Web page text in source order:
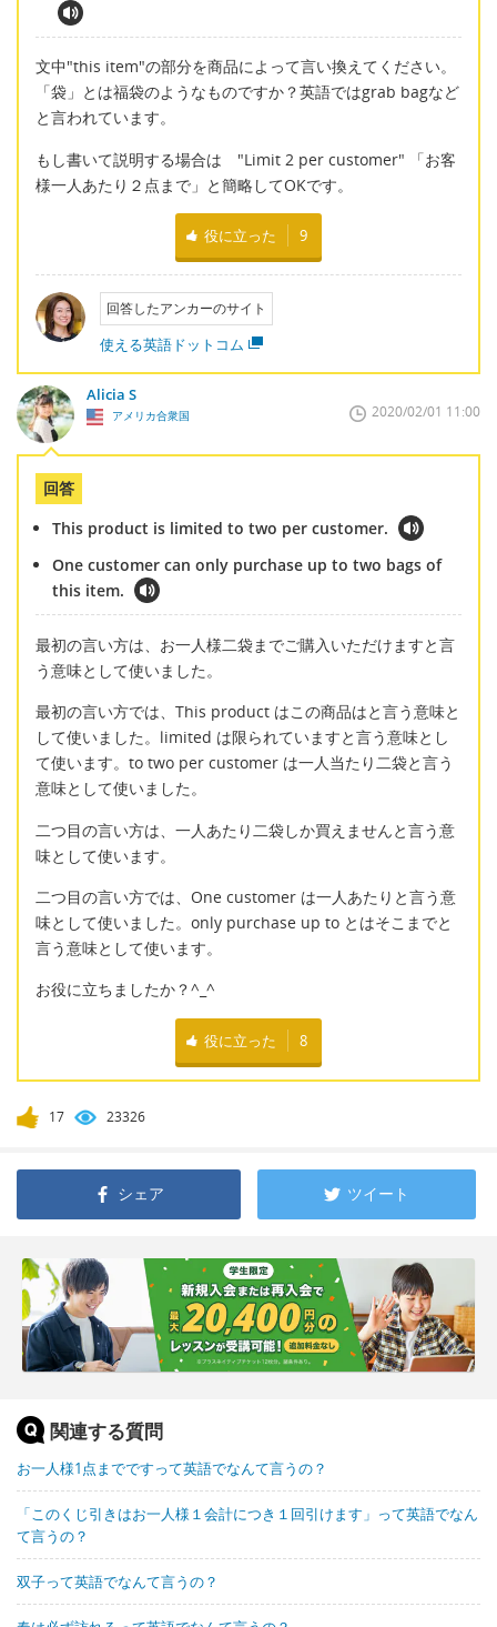
文中"this item"の部分を商品によって言い換えてください。
「袋」とは福袋のようなものですか？英語ではgrab bagなど
と言われています。
もし書いて説明する場合は "Limit 2 per customer" 「お客
様一人あたり２点まで」と簡略してOKです。
役に立った 9
回答したアンカーのサイト
使える英語ドットコム
Alicia S
アメリカ合衆国 2020/02/01 11:00
回答
This product is limited to two per customer.
One customer can only purchase up to two bags of
this item.
最初の言い方は、お一人様二袋までご購入いただけますと言
う意味として使いました。
最初の言い方では、This product はこの商品はと言う意味と
して使いました。limited は限られていますと言う意味とし
て使います。to two per customer は一人当たり二袋と言う
意味として使いました。
二つ目の言い方は、一人あたり二袋しか買えませんと言う意
味として使います。
二つ目の言い方では、One customer は一人あたりと言う意
味として使いました。only purchase up to とはそこまでと
言う意味として使います。
お役に立ちましたか？^_^
役に立った 8
17 23326
シェア ツイート
関連する質問
お一人様1点までですって英語でなんて言うの？
「このくじ引きはお一人様１会計につき１回引けます」って英語でなん
て言うの？
双子って英語でなんて言うの？